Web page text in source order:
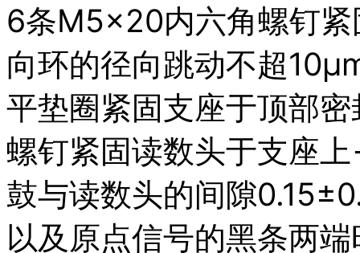
6条M5×20内六角螺钉
向环的径向跳动不超
平垫圈紧固支座于顶部
螺钉紧固读数头于支座
鼓与读数头的间隙
以及原点信号的黑条两